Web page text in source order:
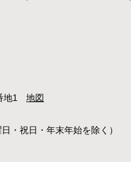
地1 地図
・祝日・年末年始を除く）